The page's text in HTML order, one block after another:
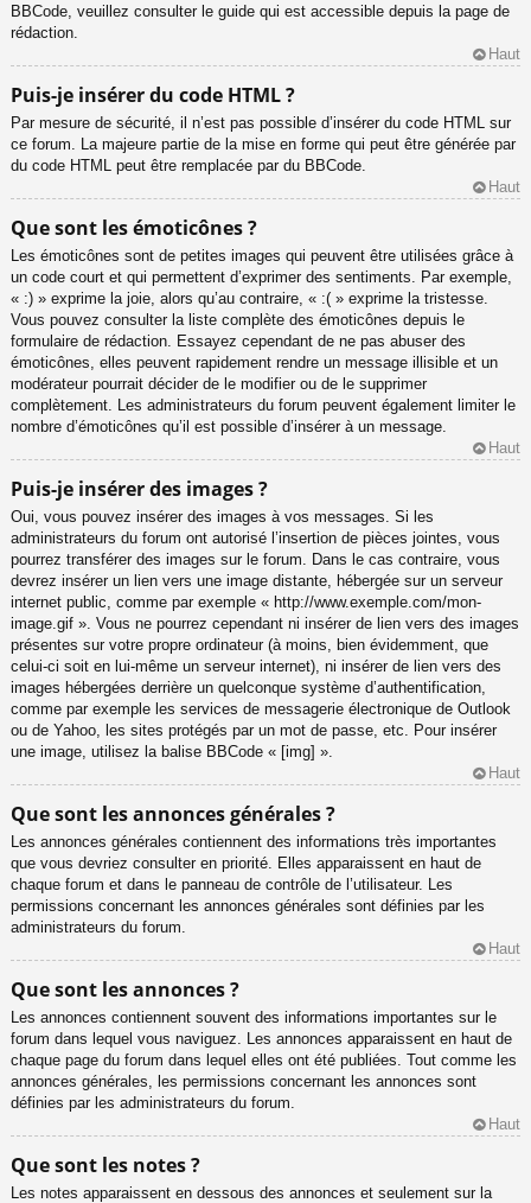
BBCode, veuillez consulter le guide qui est accessible depuis la page de
rédaction.
Haut
Puis-je insérer du code HTML ?
Par mesure de sécurité, il n’est pas possible d’insérer du code HTML sur
ce forum. La majeure partie de la mise en forme qui peut être générée par
du code HTML peut être remplacée par du BBCode.
Haut
Que sont les émoticônes ?
Les émoticônes sont de petites images qui peuvent être utilisées grâce à
un code court et qui permettent d’exprimer des sentiments. Par exemple,
« :) » exprime la joie, alors qu’au contraire, « :( » exprime la tristesse.
Vous pouvez consulter la liste complète des émoticônes depuis le
formulaire de rédaction. Essayez cependant de ne pas abuser des
émoticônes, elles peuvent rapidement rendre un message illisible et un
modérateur pourrait décider de le modifier ou de le supprimer
complètement. Les administrateurs du forum peuvent également limiter le
nombre d’émoticônes qu’il est possible d’insérer à un message.
Haut
Puis-je insérer des images ?
Oui, vous pouvez insérer des images à vos messages. Si les
administrateurs du forum ont autorisé l’insertion de pièces jointes, vous
pourrez transférer des images sur le forum. Dans le cas contraire, vous
devrez insérer un lien vers une image distante, hébergée sur un serveur
internet public, comme par exemple « http://www.exemple.com/mon-
image.gif ». Vous ne pourrez cependant ni insérer de lien vers des images
présentes sur votre propre ordinateur (à moins, bien évidemment, que
celui-ci soit en lui-même un serveur internet), ni insérer de lien vers des
images hébergées derrière un quelconque système d’authentification,
comme par exemple les services de messagerie électronique de Outlook
ou de Yahoo, les sites protégés par un mot de passe, etc. Pour insérer
une image, utilisez la balise BBCode « [img] ».
Haut
Que sont les annonces générales ?
Les annonces générales contiennent des informations très importantes
que vous devriez consulter en priorité. Elles apparaissent en haut de
chaque forum et dans le panneau de contrôle de l’utilisateur. Les
permissions concernant les annonces générales sont définies par les
administrateurs du forum.
Haut
Que sont les annonces ?
Les annonces contiennent souvent des informations importantes sur le
forum dans lequel vous naviguez. Les annonces apparaissent en haut de
chaque page du forum dans lequel elles ont été publiées. Tout comme les
annonces générales, les permissions concernant les annonces sont
définies par les administrateurs du forum.
Haut
Que sont les notes ?
Les notes apparaissent en dessous des annonces et seulement sur la